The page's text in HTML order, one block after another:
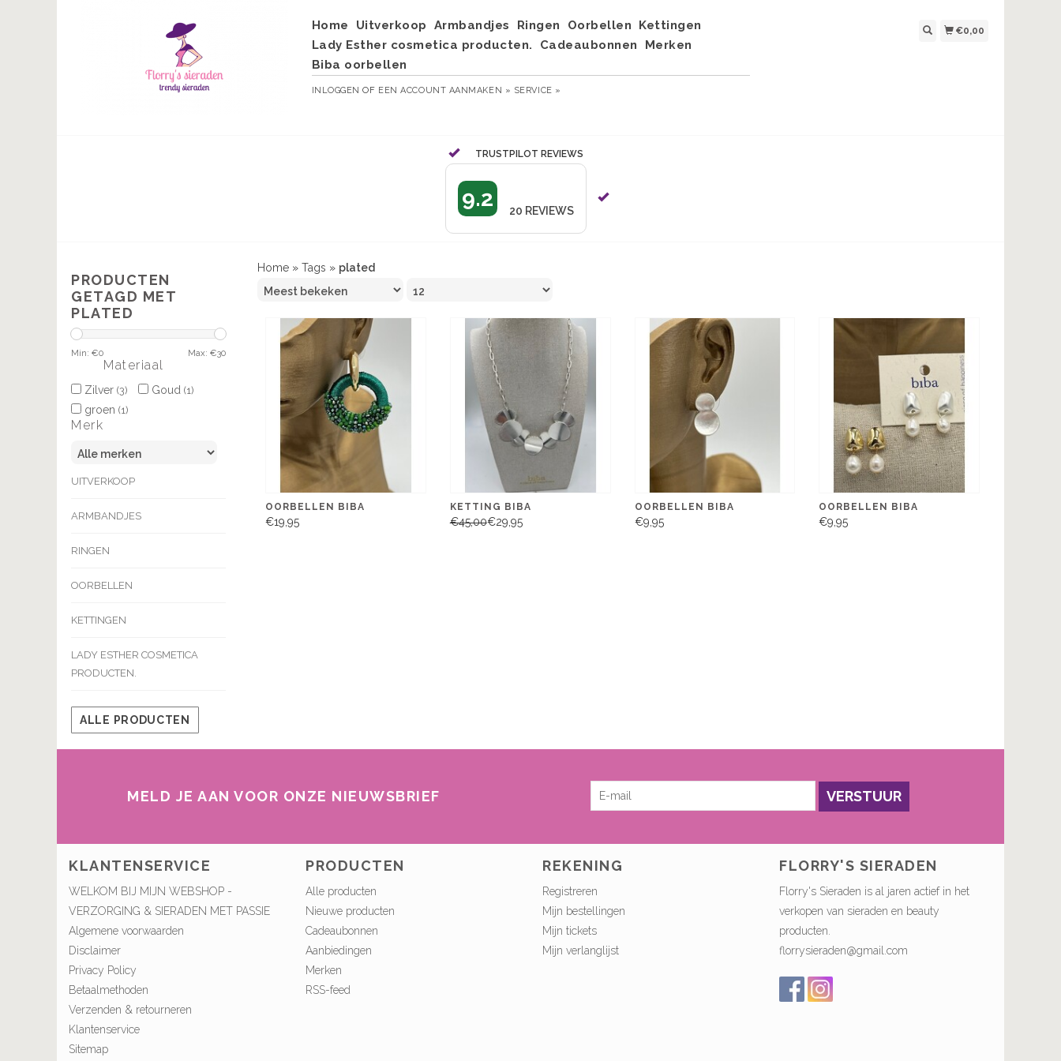
Home Uitverkoop Armbandjes Ringen Oorbellen
Kettingen
Lady Esther cosmetica producten.
Cadeaubonnen
Merken
Biba oorbellen
INLOGGEN OF EEN ACCOUNT AANMAKEN » SERVICE »
€0,00
TRUSTPILOT REVIEWS
9.2 20 REVIEWS
PRODUCTEN
GETAGD MET
PLATED
Min: €0 Max: €30
Materiaal
Zilver (3) Goud (1)
groen (1)
Merk
UITVERKOOP
ARMBANDJES
RINGEN
OORBELLEN
KETTINGEN
LADY ESTHER COSMETICA
PRODUCTEN.
ALLE PRODUCTEN
Home » Tags » plated
OORBELLEN BIBA
€19,95
KETTING BIBA
€45,00€29,95
OORBELLEN BIBA
€9,95
OORBELLEN BIBA
€9,95
MELD JE AAN VOOR ONZE NIEUWSBRIEF VERSTUUR
KLANTENSERVICE
WELKOM BIJ MIJN WEBSHOP -
VERZORGING & SIERADEN MET PASSIE
Algemene voorwaarden
Disclaimer
Privacy Policy
Betaalmethoden
Verzenden & retourneren
Klantenservice
Sitemap
PRODUCTEN
Alle producten
Nieuwe producten
Cadeaubonnen
Aanbiedingen
Merken
RSS-feed
REKENING
Registreren
Mijn bestellingen
Mijn tickets
Mijn verlanglijst
FLORRY'S SIERADEN
Florry's Sieraden is al jaren actief in het
verkopen van sieraden en beauty
producten.
florrysieraden@gmail.com